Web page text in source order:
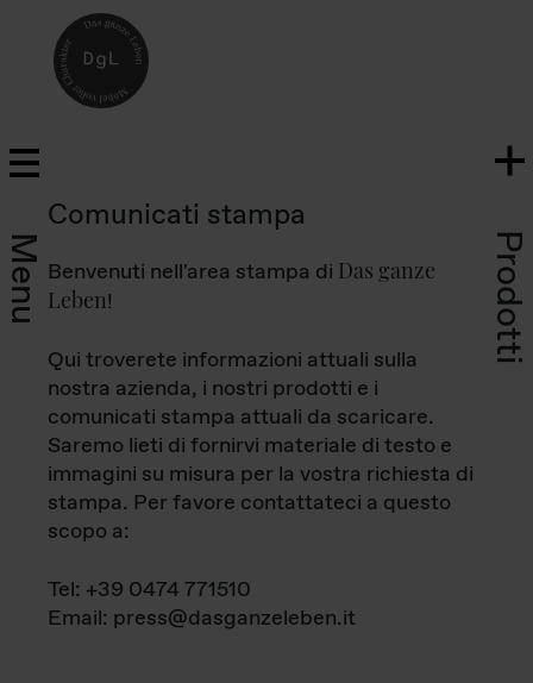
Menu Prodotti
Comunicati stampa
Benvenuti nell'area stampa di Das ganze
Leben!
Qui troverete informazioni attuali sulla
nostra azienda, i nostri prodotti e i
comunicati stampa attuali da scaricare.
Saremo lieti di fornirvi materiale di testo e
immagini su misura per la vostra richiesta di
stampa. Per favore contattateci a questo
scopo a:
Tel: +39 0474 771510
Email: press@dasganzeleben.it